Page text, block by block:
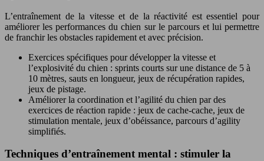
L’entraînement de la vitesse et de la réactivité est essentiel pour
améliorer les performances du chien sur le parcours et lui permettre
de franchir les obstacles rapidement et avec précision.
Exercices spécifiques pour développer la vitesse et
l’explosivité du chien : sprints courts sur une distance de 5 à
10 mètres, sauts en longueur, jeux de récupération rapides,
jeux de pistage.
Améliorer la coordination et l’agilité du chien par des
exercices de réaction rapide : jeux de cache-cache, jeux de
stimulation mentale, jeux d’obéissance, parcours d’agility
simplifiés.
Techniques d’entraînement mental : stimuler la